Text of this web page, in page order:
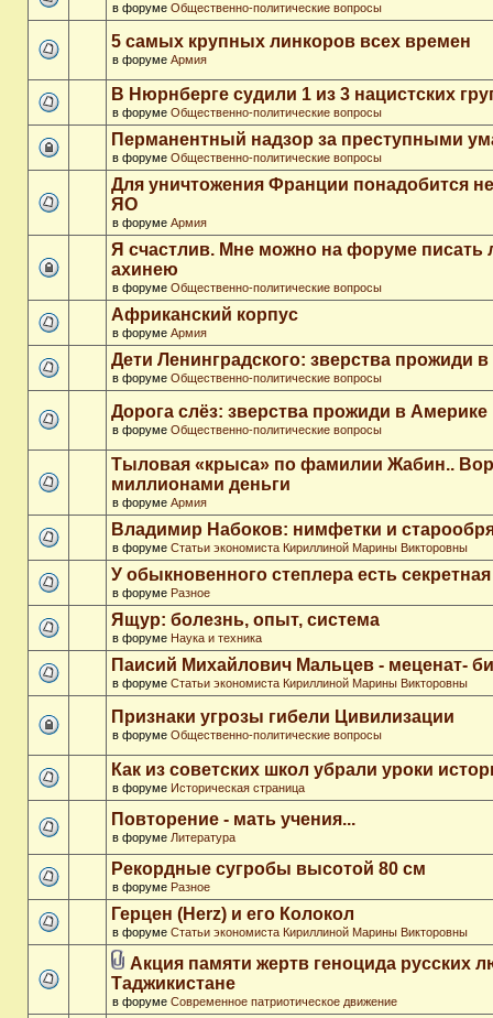
в форуме Общественно-политические вопросы
5 самых крупных линкоров всех времен
в форуме Армия
В Нюрнберге судили 1 из 3 нацистских
в форуме Общественно-политические вопросы
Перманентный надзор за преступными
в форуме Общественно-политические вопросы
Для уничтожения Франции понадобится
ЯО
в форуме Армия
Я счастлив. Мне можно на форуме
ахинею
в форуме Общественно-политические вопросы
Африканский корпус
в форуме Армия
Дети Ленинградского: зверства прожиди
в форуме Общественно-политические вопросы
Дорога слёз: зверства прожиди в Америке
в форуме Общественно-политические вопросы
Тыловая «крыса» по фамилии Жабин..
миллионами деньги
в форуме Армия
Владимир Набоков: нимфетки и
в форуме Статьи экономиста Кириллиной Марины Викторовны
У обыкновенного степлера есть
в форуме Разное
Ящур: болезнь, опыт, система
в форуме Наука и техника
Паисий Михайлович Мальцев - меценат-
в форуме Статьи экономиста Кириллиной Марины Викторовны
Признаки угрозы гибели Цивилизации
в форуме Общественно-политические вопросы
Как из советских школ убрали уроки
в форуме Историческая страница
Повторение - мать учения...
в форуме Литература
Рекордные сугробы высотой 80 см
в форуме Разное
Герцен (Herz) и его Колокол
в форуме Статьи экономиста Кириллиной Марины Викторовны
Акция памяти жертв геноцида русских
Таджикистане
в форуме Современное патриотическое движение